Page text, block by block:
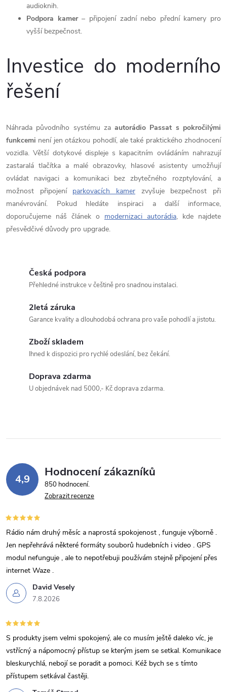
audioknih.
Podpora kamer– připojení zadní nebo přední kamery pro
vyšší bezpečnost.
Investice do moderního
řešení
Náhrada původního systému zaautorádio Passat s pokročilými
funkcemi není jen otázkou pohodlí, ale také praktického zhodnocení
vozidla. Větší dotykové displeje s kapacitním ovládáním nahrazují
zastaralá tlačítka a malé obrazovky, hlasové asistenty umožňují
ovládat navigaci a komunikaci bez zbytečného rozptylování, a
možnost připojení
parkovacích kamer zvyšuje bezpečnost při
manévrování. Pokud hledáte inspiraci a další informace,
doporučujeme náš článek o modernizaci autorádia, kde najdete
přesvědčivé důvody pro upgrade.
Česká podpora
Přehledné instrukce v češtině pro snadnou instalaci.
2letá záruka
Garance kvality a dlouhodobá ochrana pro vaše pohodlí a jistotu.
Zboží skladem
Ihned k dispozici pro rychlé odeslání, bez čekání.
Doprava zdarma
U objednávek nad 5000,- Kč doprava zdarma.
4,9 Hodnocení zákazníků
850 hodnocení
Zobrazit recenze
David Vesely
7.8.2026
Rádio nám druhý měsíc a naprostá spokojenost , funguje výborně .
Jen nepřehrává některé formáty souborů hudebních i video . GPS
modul nefunguje , ale to nepotřebuji používám stejně připojení přes
internet Waze .
S produkty jsem velmi spokojený, ale co musím ještě daleko víc, je
vstřícný a nápomocný přístup se kterým jsem se setkal. Komunikace
bleskurychlá, nebojí se poradit a pomoci. Kéž bych se s tímto
přístupem setkával častěji.